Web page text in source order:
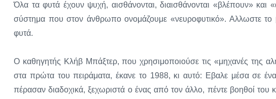
Όλα τα φυτά έχουν ψυχή, αισθάνονται, διαισθάνονται «βλέπουν»
σύστημα που στον άνθρωπο ονομάζουμε «νευροφυτικό». Αλλωστε
φυτά.
Ο καθηγητής Κλήβ Μπάξτερ, που χρησιμοποιούσε τις «μηχανές της
στα πρώτα του πειράματα, έκανε το 1988, κι αυτό: Εβαλε μέσα σε
πέρασαν διαδοχικά, ξεχωριστά ο ένας από τον άλλο, πέντε βοηθοί του